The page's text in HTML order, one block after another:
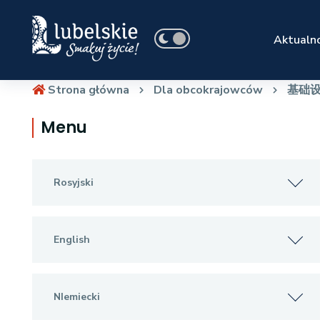
Strona główna Dla obcokrajowców 基础
Menu
Rosyjski
English
NIemiecki